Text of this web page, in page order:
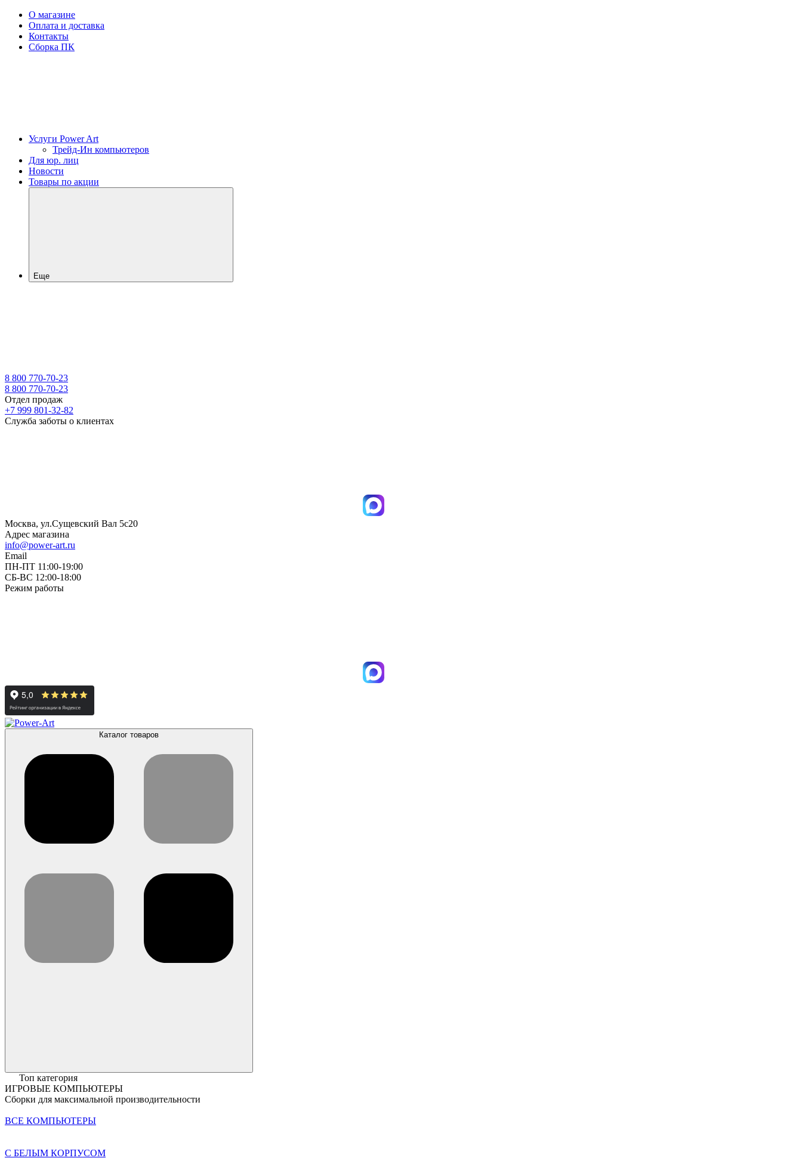
О магазине
Оплата и доставка
Контакты
Сборка ПК
Услуги Power Art
Трейд-Ин компьютеров
Для юр. лиц
Новости
Товары по акции
Еще
8 800 770-70-23
8 800 770-70-23
Отдел продаж
+7 999 801-32-82
Служба заботы о клиентах
Москва, ул.Сущевский Вал 5с20
Адрес магазина
info@power-art.ru
Email
ПН-ПТ 11:00-19:00
СБ-ВС 12:00-18:00
Режим работы
Каталог товаров
Топ категория
ИГРОВЫЕ КОМПЬЮТЕРЫ
Сборки для максимальной производительности
ВСЕ КОМПЬЮТЕРЫ
С БЕЛЫМ КОРПУСОМ